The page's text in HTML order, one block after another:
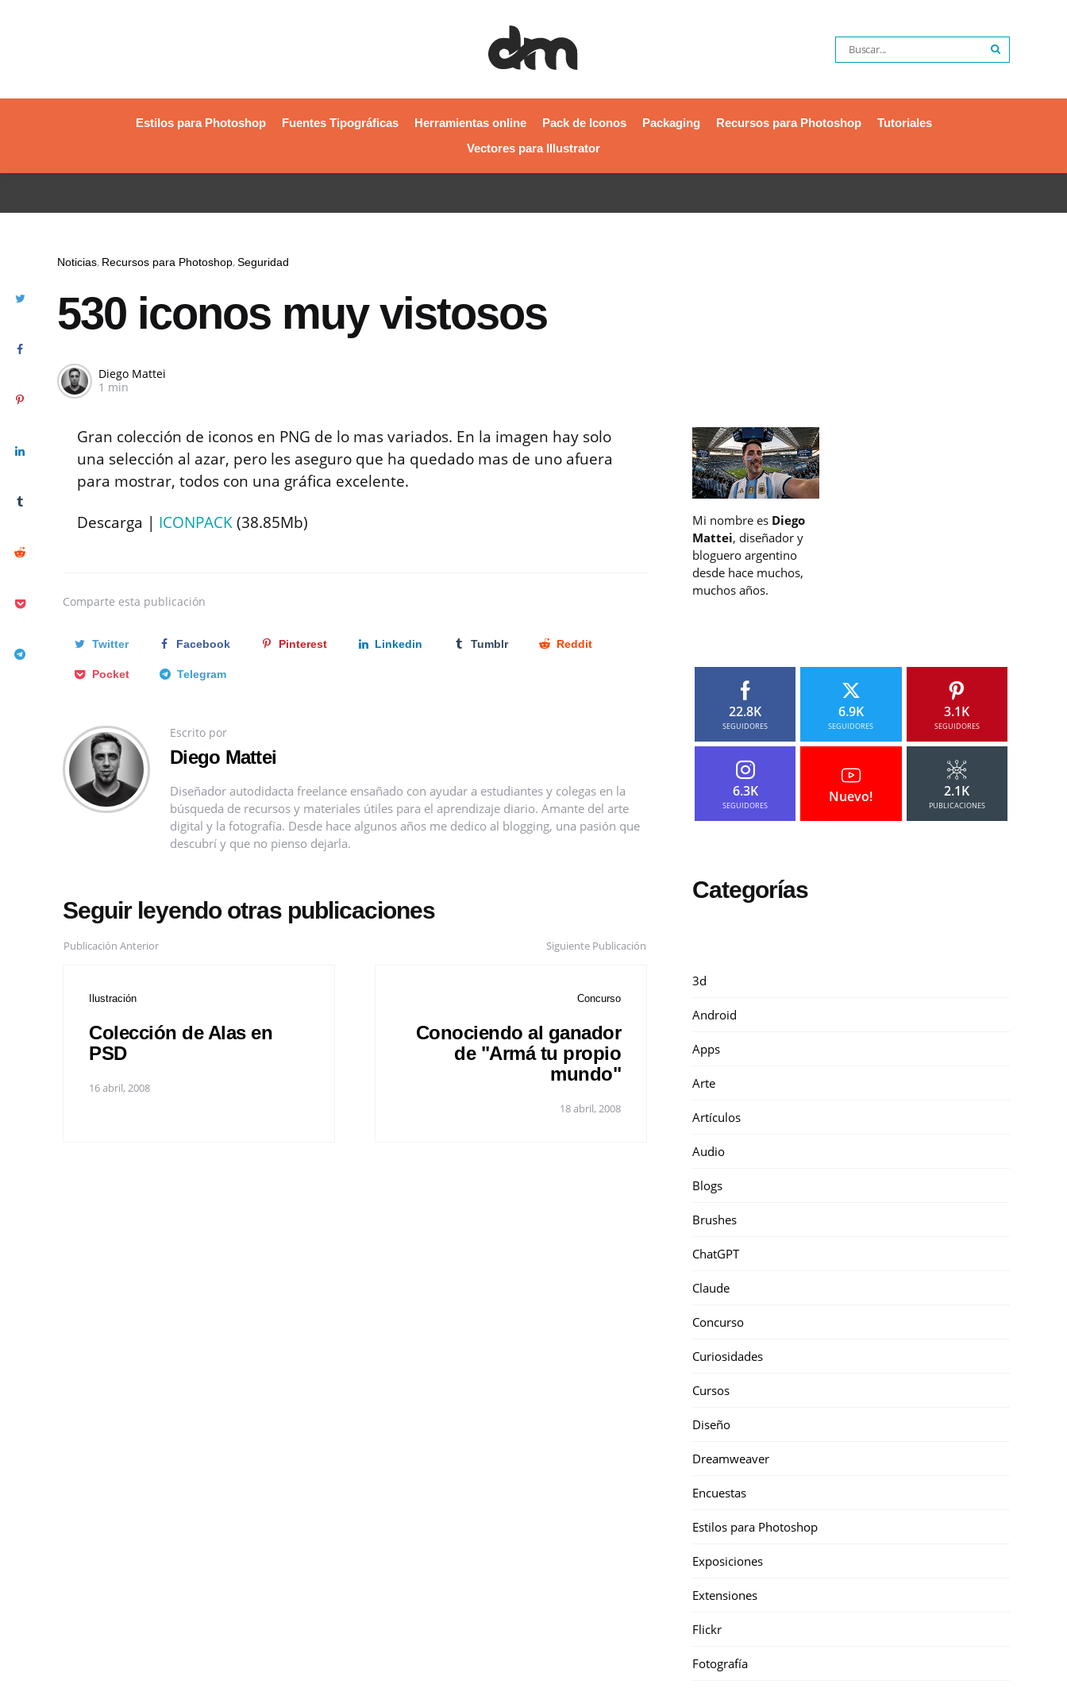
Estilos para Photoshop Fuentes Tipográficas Herramientas online Pack de Iconos Packaging Recursos para Photoshop
Tutoriales
Vectores para Illustrator
Noticias Recursos para Photoshop Seguridad
530 iconos muy vistosos
Diego Mattei
1 min
Gran colección de iconos en PNG de lo mas variados. En la imagen hay solo
una selección al azar, pero les aseguro que ha quedado mas de uno afuera
para mostrar, todos con una gráfica excelente.
Descarga | ICONPACK(38.85Mb)
Comparte esta publicación
Twitter Facebook Pinterest Linkedin Tumblr Reddit
Pocket Telegram
Escrito por
Diego Mattei
Diseñador autodidacta freelance ensañado con ayudar a estudiantes y colegas en la
búsqueda de recursos y materiales útiles para el aprendizaje diario. Amante del arte
digital y la fotografía. Desde hace algunos años me dedico al blogging, una pasión que
descubrí y que no pienso dejarla.
Seguir leyendo otras publicaciones
Publicación Anterior
Ilustración
Colección de Alas en
PSD
16 abril, 2008
Siguiente Publicación
Concurso
Conociendo al ganador
de "Armá tu propio
mundo"
18 abril, 2008
Mi nombre es Diego
Mattei, diseñador y
bloguero argentino
desde hace muchos,
muchos años.
22.8K
SEGUIDORES
6.9K
SEGUIDORES
3.1K
SEGUIDORES
6.3K
SEGUIDORES
Nuevo! 2.1K
PUBLICACIONES
Categorías
3d
Android
Apps
Arte
Artículos
Audio
Blogs
Brushes
ChatGPT
Claude
Concurso
Curiosidades
Cursos
Diseño
Dreamweaver
Encuestas
Estilos para Photoshop
Exposiciones
Extensiones
Flickr
Fotografía